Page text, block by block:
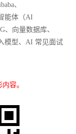
、
能体（AI
、向量数据库、
模型、AI 常见面试
容。